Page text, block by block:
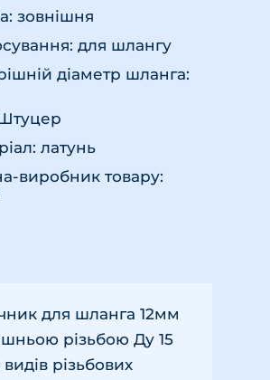
зовнішня
для шлангу
діаметр шланга:
латунь
виробник товару:
для шланга 12мм
різьбою Ду 15
різьбових